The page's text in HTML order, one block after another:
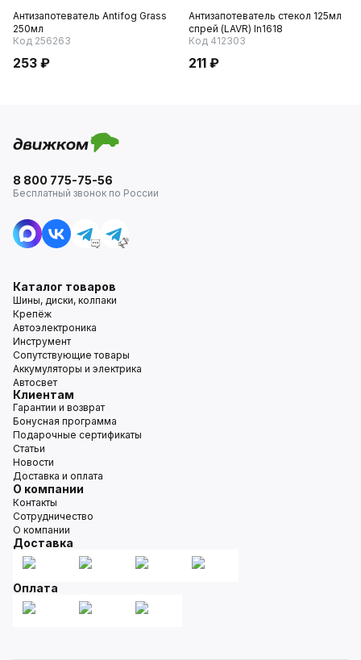
Антизапотеватель Antifog Grass
250мл
Код 256263
253 ₽
Антизапотеватель стекол 125мл
спрей (LAVR) ln1618
Код 412303
211 ₽
8 800 775-75-56
Бесплатный звонок по России
Каталог товаров
Шины, диски, колпаки
Крепёж
Автоэлектроника
Инструмент
Сопутствующие товары
Аккумуляторы и электрика
Автосвет
Клиентам
Гарантии и возврат
Бонусная программа
Подарочные сертификаты
Статьи
Новости
Доставка и оплата
О компании
Контакты
Сотрудничество
О компании
Доставка
Оплата